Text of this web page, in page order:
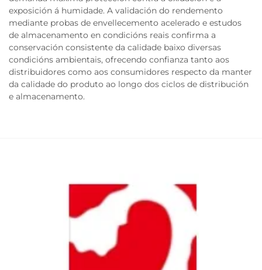
exposición á humidade. A validación do rendemento
mediante probas de envellecemento acelerado e estudos
de almacenamento en condicións reais confirma a
conservación consistente da calidade baixo diversas
condicións ambientais, ofrecendo confianza tanto aos
distribuidores como aos consumidores respecto da manter
da calidade do produto ao longo dos ciclos de distribución
e almacenamento.